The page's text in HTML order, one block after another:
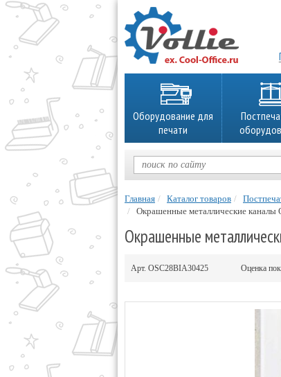
Оборудование для
печати
Главная Каталог товаров
Окрашенные металлические
Окрашенные
Арт. OSC28BIA30425 Оценка